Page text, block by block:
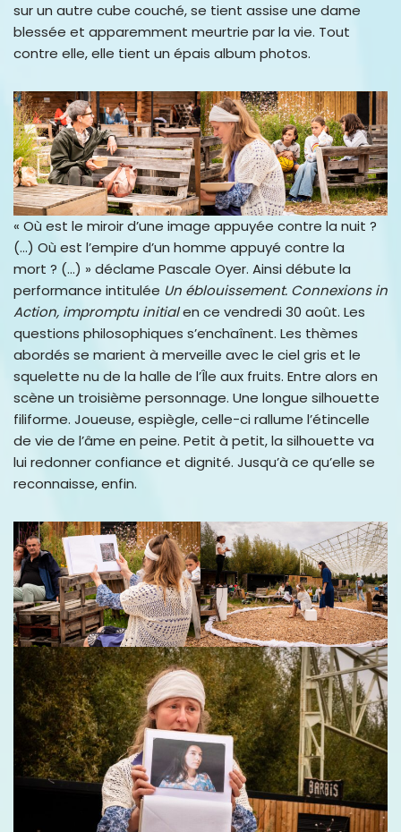
sur un autre cube couché, se tient assise une dame
blessée et apparemment meurtrie par la vie. Tout
contre elle, elle tient un épais album photos.
« Où est le miroir d’une image appuyée contre la nuit ?
(…) Où est l’empire d’un homme appuyé contre la
mort ? (…) » déclame Pascale Oyer. Ainsi débute la
performance intitulée Un éblouissement. Connexions in
Action, impromptu initialen ce vendredi 30 août. Les
questions philosophiques s’enchaînent. Les thèmes
abordés se marient à merveille avec le ciel gris et le
squelette nu de la halle de l’Île aux fruits. Entre alors en
scène un troisième personnage. Une longue silhouette
filiforme. Joueuse, espiègle, celle-ci rallume l’étincelle
de vie de l’âme en peine. Petit à petit, la silhouette va
lui redonner confiance et dignité. Jusqu’à ce qu’elle se
reconnaisse, enfin.